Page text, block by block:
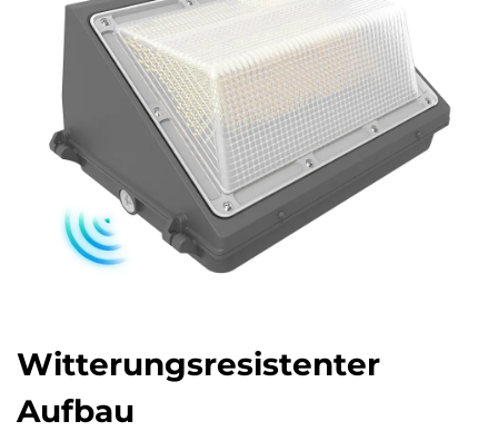
Witterungsresistenter
Aufbau